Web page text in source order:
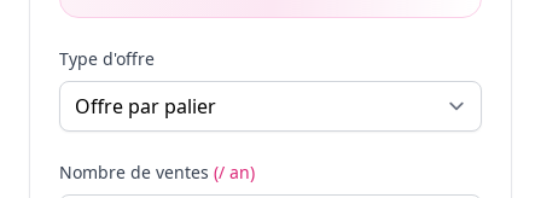
Type d'offre
Nombre de ventes (/ an)